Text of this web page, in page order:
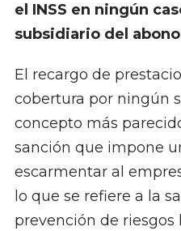
el INSS en ningún
subsidiario del abono.
El recargo de
cobertura por ningún
concepto más
sanción que impone
escarmentar al
lo que se refiere a la
prevención de riesgos